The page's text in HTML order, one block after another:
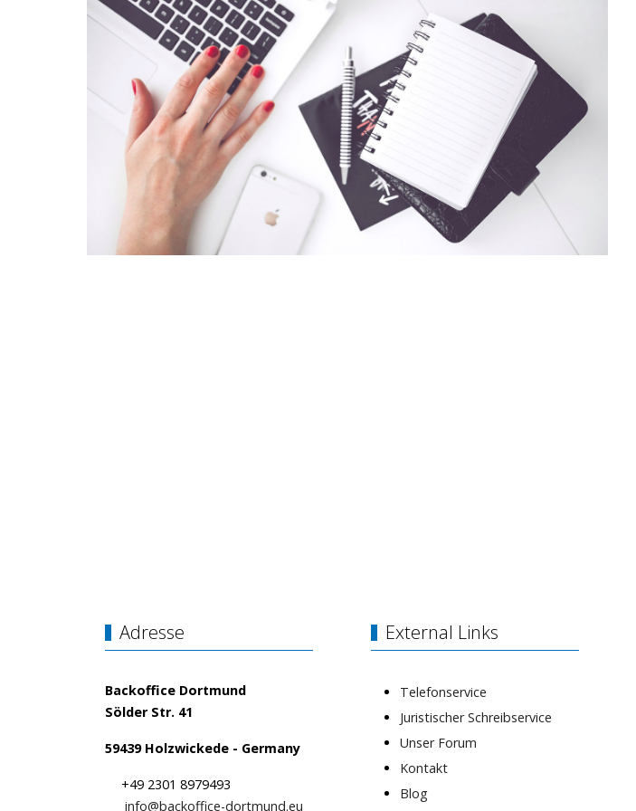
Adresse
Backoffice Dortmund
Sölder Str. 41
59439 Holzwickede - Germany
+49 2301 8979493
info@backoffice-dortmund.eu
External Links
Telefonservice
Juristischer Schreibservice
Unser Forum
Kontakt
Blog